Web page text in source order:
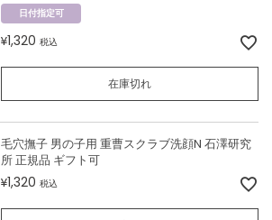
日付指定可
¥1,320 税込
在庫切れ
毛穴撫子 男の子用 重曹スクラブ洗顔N 石澤研究
所 正規品 ギフト可
¥1,320 税込